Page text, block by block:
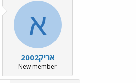
א
אריק2002
New member